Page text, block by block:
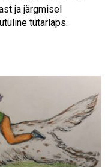
ja järgmisel
tütarlaps.